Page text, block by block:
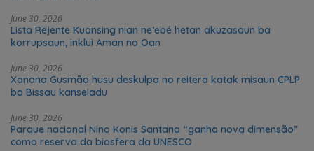
June 30, 2026
Lista Rejente Kuansing nian ne’ebé hetan akuzasaun ba
korrupsaun, inklui Aman no Oan
June 30, 2026
Xanana Gusmão husu deskulpa no reitera katak misaun CPLP
ba Bissau kanseladu
June 30, 2026
Parque nacional Nino Konis Santana “ganha nova dimensão”
como reserva da biosfera da UNESCO